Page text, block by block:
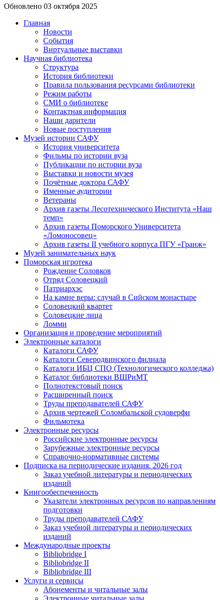
Обновлено 03 октября 2025
Главная
Новости
События
Виртуальные выставки
Научная библиотека
Структура
История библиотеки
Правила пользования ресурсами библиотеки
Режим работы
СМИ о библиотеке
Контактная информация
Наши дарители
Новые поступления
Музей истории САФУ
История университета
Фильмы по истории вуза
Публикации по истории вуза
Выставки и новости музея
Почётные доктора САФУ
Именные аудитории
Ветераны
Архив газеты Лесотехнического Института «Наш
темп»
Архив газеты Поморского Университета
«Ломоносовец»
Архив газеты II учебного корпуса ПГУ «Гранж»
Музей занимательных наук
Поморская игротека
Рождение Соловков
Отряд Соловецкий
Патриархэс
На камне веры: случай в Сийском монастыре
Соловецкий квартет
Соловецкие лица
Ломми
Организация и проведение мероприятий
Электронные каталоги
Каталоги САФУ
Каталоги Северодвинского филиала
Каталоги ИБЦ СПО (Технологического колледжа)
Каталог библиотеки ВШРиМТ
Полнотекстовый поиск
Расширенный поиск
Труды преподавателей САФУ
Архив чертежей Соломбальской судоверфи
Фильмотека
Электронные ресурсы
Российские электронные ресурсы
Зарубежные электронные ресурсы
Справочно-нормативные системы
Подписка на периодические издания. 2026 год
Заказ учебной литературы и периодических
изданий
Книгообеспеченность
Указатели электронных ресурсов по направлениям
подготовки
Труды преподавателей САФУ
Заказ учебной литературы и периодических
изданий
Международные проекты
Bibliobridge I
Bibliobridge II
Bibliobridge III
Услуги и сервисы
Абонементы и читальные залы
Электронные читальные залы